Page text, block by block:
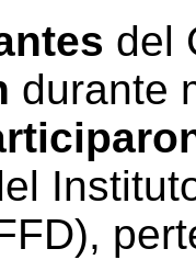
del
durante